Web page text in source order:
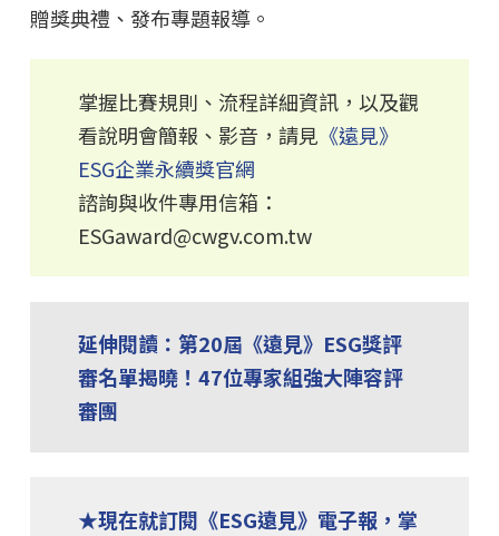
贈獎典禮、發布專題報導。
掌握比賽規則、流程詳細資訊，以及觀
看說明會簡報、影音，請見 《遠見》
ESG企業永續獎官網
諮詢與收件專用信箱：
ESGaward@cwgv.com.tw
延伸閱讀：第20屆《遠見》ESG獎評
審名單揭曉！47位專家組強大陣容評
審團
★現在就訂閱《ESG遠見》電子報，掌